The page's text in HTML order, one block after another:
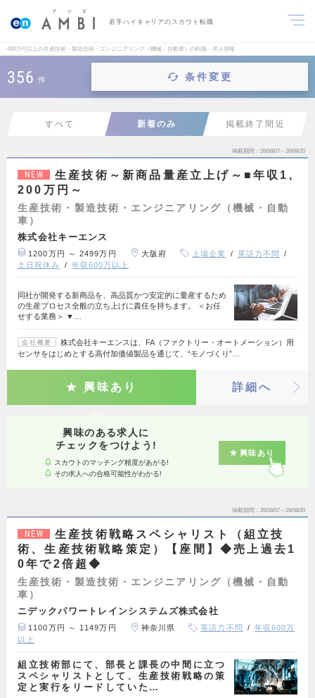
若手ハイキャリアのスカウト転職
450万円以上の生産技術・製造技術・エンジニアリング（機械・自動車）の転職・求人情報
356 件 条件変更
すべて 新着のみ 掲載終了間近
掲載期間 26/08/07～26/08/20
NEW
生産技術～新商品量産立上げ～■年収1,
200万円～
生産技術・製造技術・エンジニアリング（機械・自動
車）
株式会社キーエンス
1200万円 ～ 2499万円 大阪府 上場企業
英語力不問
土日祝休み
年収600万以上
同社が開発する新商品を、高品質かつ安定的に量産するため
の生産プロセス全般の立ち上げに責任を持ちます。 ＜お任
せする業務＞ ▼…
会社概要
株式会社キーエンスは、FA（ファクトリー・オートメーション）用
センサをはじめとする高付加価値製品を通じて、“モノづくり”…
興味あり 詳細へ
興味のある求人に
チェックをつけよう!
スカウトのマッチング精度があがる!
その求人への合格可能性がわかる!
興味あり
掲載期間 26/08/07～26/08/20
NEW
生産技術戦略スペシャリスト（組立技
術、生産技術戦略策定）【座間】◆売上過去1
0年で2倍超◆
生産技術・製造技術・エンジニアリング（機械・自動
車）
ニデックパワートレインシステムズ株式会社
1100万円 ～ 1149万円 神奈川県 英語力不問
年収600万
以上
組立技術部にて、部長と課長の中間に立つ
スペシャリストとして、生産技術戦略の策
定と実行をリードしていた…